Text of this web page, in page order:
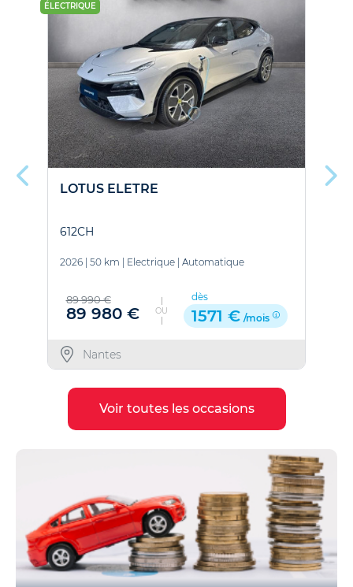
ÉLECTRIQUE
LOTUS ELETRE
612CH
2026 | 50 km | Electrique | Automatique
89 990 €
89 980 € OU
dès
1571 € /mois
Nantes
Voir toutes les occasions